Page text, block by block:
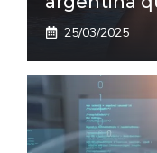
25/03/2025